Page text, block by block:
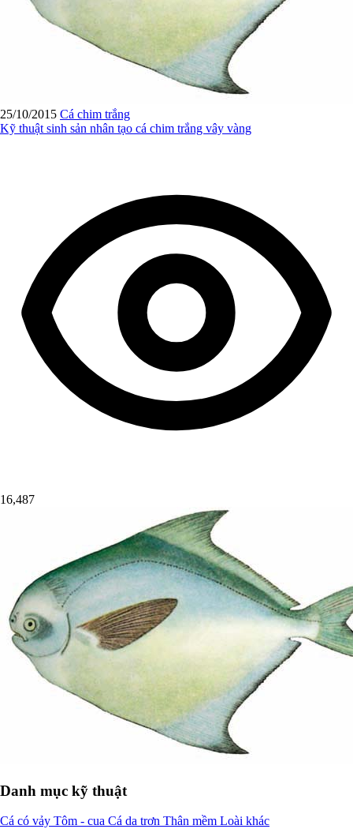
25/10/2015 Cá chim trắng
Kỹ thuật sinh sản nhân tạo cá chim trắng vây vàng
16,487
Danh mục kỹ thuật
Cá có vảy Tôm - cua Cá da trơn Thân mềm Loài khác